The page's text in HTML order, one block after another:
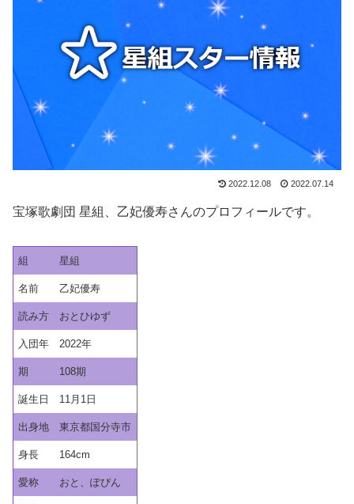
2022.12.08 2022.07.14
宝塚歌劇団 星組、乙妃優寿さんのプロフィールです。
組 星組
名前 乙妃優寿
読み方 おとひゆず
入団年 2022年
期 108期
誕生日 11月1日
出身地 東京都国分寺市
身長 164cm
愛称 おと、ぽぴん